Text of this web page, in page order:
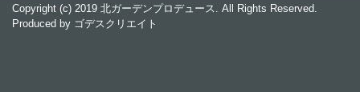
Copyright (c) 2019 北ガーデンプロデュース. All Rights Reserved.
Produced by ゴデスクリエイト